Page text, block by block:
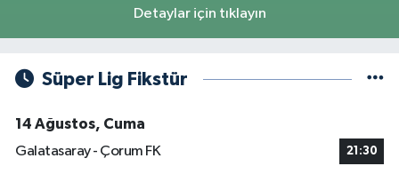
Detaylar için tıklayın
Süper Lig Fikstür
14 Ağustos, Cuma
Galatasaray - Çorum FK
21:30